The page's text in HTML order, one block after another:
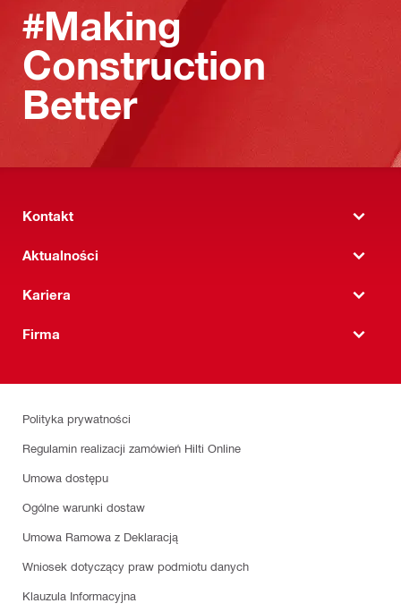
#Making
Construction
Better
Kontakt
Aktualności
Kariera
Firma
Polityka prywatności
Regulamin realizacji zamówień Hilti Online
Umowa dostępu
Ogólne warunki dostaw
Umowa Ramowa z Deklaracją
Wniosek dotyczący praw podmiotu danych
Klauzula Informacyjna